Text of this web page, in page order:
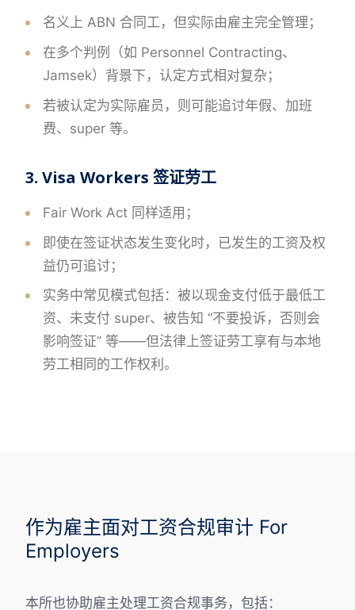
名义上 ABN 合同工，但实际由雇主完全管理；
在多个判例（如 Personnel Contracting、
Jamsek）背景下，认定方式相对复杂；
若被认定为实际雇员，则可能追讨年假、加班
费、super 等。
3. Visa Workers 签证劳工
Fair Work Act 同样适用；
即使在签证状态发生变化时，已发生的工资及权
益仍可追讨；
实务中常见模式包括：被以现金支付低于最低工
资、未支付 super、被告知 “不要投诉，否则会
影响签证” 等——但法律上签证劳工享有与本地
劳工相同的工作权利。
作为雇主面对工资合规审计 For
Employers
本所也协助雇主处理工资合规事务，包括：